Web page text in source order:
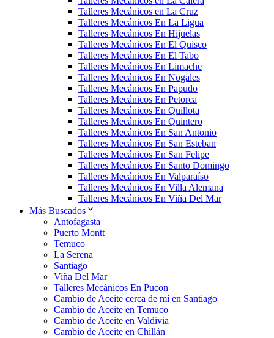
Talleres Mecánicos en La Cruz
Talleres Mecánicos En La Ligua
Talleres Mecánicos En Hijuelas
Talleres Mecánicos En El Quisco
Talleres Mecánicos En El Tabo
Talleres Mecánicos En Limache
Talleres Mecánicos En Nogales
Talleres Mecánicos En Papudo
Talleres Mecánicos En Petorca
Talleres Mecánicos En Quillota
Talleres Mecánicos En Quintero
Talleres Mecánicos En San Antonio
Talleres Mecánicos En San Esteban
Talleres Mecánicos En San Felipe
Talleres Mecánicos En Santo Domingo
Talleres Mecánicos En Valparaíso
Talleres Mecánicos En Villa Alemana
Talleres Mecánicos En Viña Del Mar
Más Buscados
Antofagasta
Puerto Montt
Temuco
La Serena
Santiago
Viña Del Mar
Talleres Mecánicos En Pucon
Cambio de Aceite cerca de mí en Santiago
Cambio de Aceite en Temuco
Cambio de Aceite en Valdivia
Cambio de Aceite en Chillán